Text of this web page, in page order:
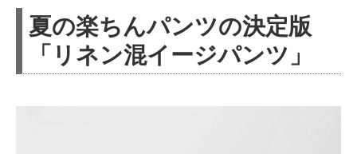
夏の楽ちんパンツの決定版
「リネン混イージパンツ」